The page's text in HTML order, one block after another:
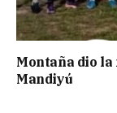
Montaña dio
Mandiyú